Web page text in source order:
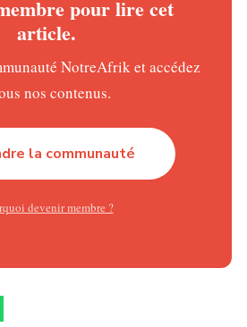
la révision
un mandat présidentiel
sans limite, une disposition
comme ouvrant la voie à
nouveau gouvernement est
connu
des acteurs politiques, accusé de
pour lire cet
article.
NotreAfrik et accédez
nos contenus.
la communauté
devenir membre ?